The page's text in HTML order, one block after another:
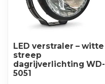
LED verstraler – witte
streep
dagrijverlichting WD-
5051